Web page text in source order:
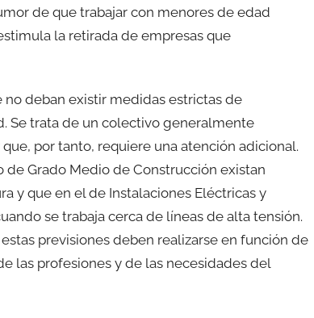
de que trabajar con menores de edad
la retirada de empresas que
deban existir medidas estrictas de
Se trata de un colectivo generalmente
por tanto, requiere una atención adicional.
de Grado Medio de Construcción existan
y que en el de Instalaciones Eléctricas y
se trabaja cerca de líneas de alta tensión.
previsiones deben realizarse en función de
las profesiones y de las necesidades del